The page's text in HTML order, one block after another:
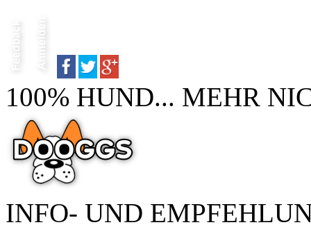
100% HUND... MEHR
INFO- UND